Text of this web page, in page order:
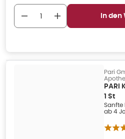
In
Pari
PARI
1 St
Sanfte
ab 4